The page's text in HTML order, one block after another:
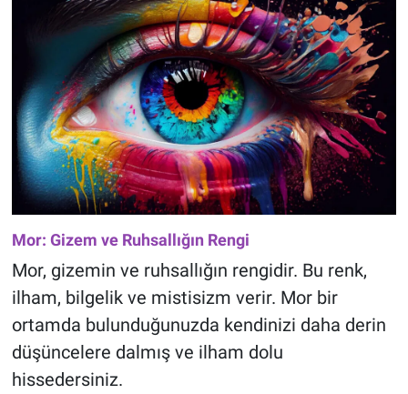
Mor: Gizem ve Ruhsallığın Rengi
Mor, gizemin ve ruhsallığın rengidir. Bu renk,
ilham, bilgelik ve mistisizm verir. Mor bir
ortamda bulunduğunuzda kendinizi daha derin
düşüncelere dalmış ve ilham dolu
hissedersiniz.